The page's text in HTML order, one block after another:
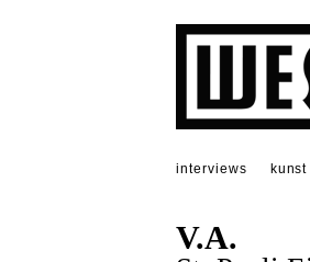
interviews kunst
V.A.